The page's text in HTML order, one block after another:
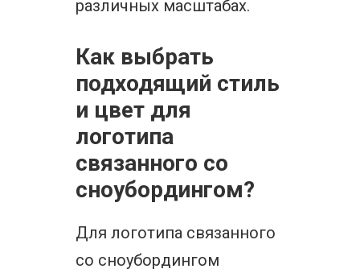
различных масштабах.
Как выбрать
подходящий стиль
и цвет для
логотипа
связанного со
сноубордингом?
Для логотипа связанного
со сноубордингом